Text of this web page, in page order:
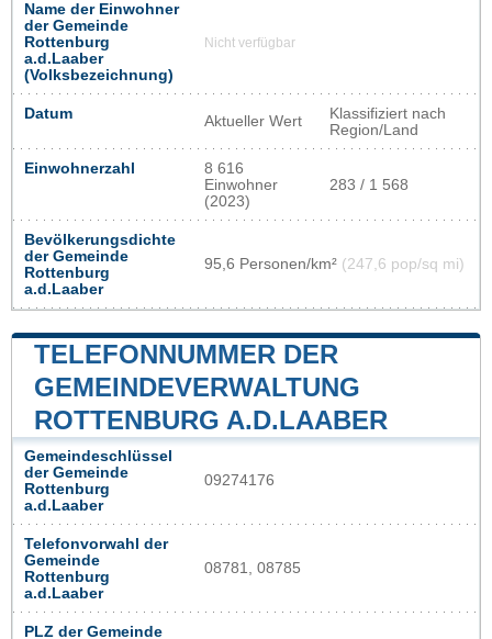
Name der Einwohner
der Gemeinde
Rottenburg
a.d.Laaber
(Volksbezeichnung)
Nicht verfügbar
Datum Aktueller Wert
Klassifiziert nach
Region/Land
Einwohnerzahl
8 616
Einwohner
(2023)
283 / 1 568
Bevölkerungsdichte
der Gemeinde
Rottenburg
a.d.Laaber
95,6 Personen/km² (247,6 pop/sq mi)
TELEFONNUMMER DER
GEMEINDEVERWALTUNG
ROTTENBURG A.D.LAABER
Gemeindeschlüssel
der Gemeinde
Rottenburg
a.d.Laaber
09274176
Telefonvorwahl der
Gemeinde
Rottenburg
a.d.Laaber
08781, 08785
PLZ der Gemeinde